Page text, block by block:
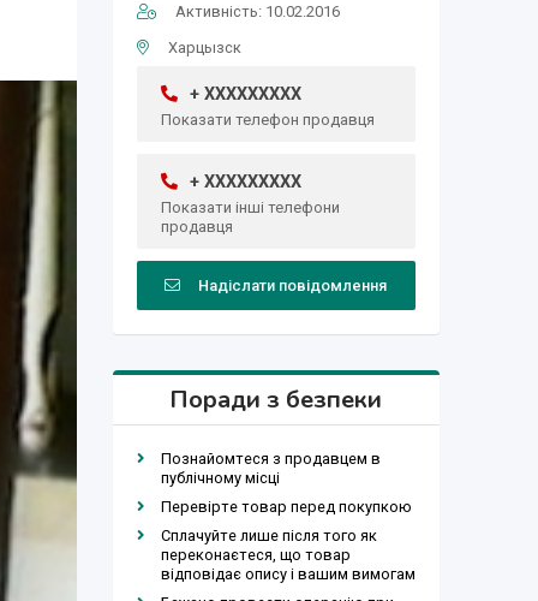
Активність: 10.02.2016
Харцызск
+ XXXXXXXXX
Показати телефон продавця
+ XXXXXXXXX
Показати інші телефони
продавця
Надіслати повідомлення
Поради з безпеки
Познайомтеся з продавцем в
публічному місці
Перевірте товар перед покупкою
Сплачуйте лише після того як
переконаєтеся, що товар
відповідає опису і вашим вимогам